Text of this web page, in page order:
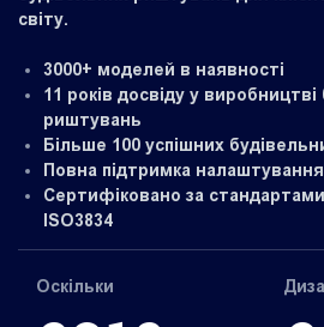
світу.
3000+ моделей в наявності
11 років досвіду у
риштувань
Більше 100 успішних
Повна підтримка налаштування
Сертифіковано за стандартами
ISO3834
Оскільки